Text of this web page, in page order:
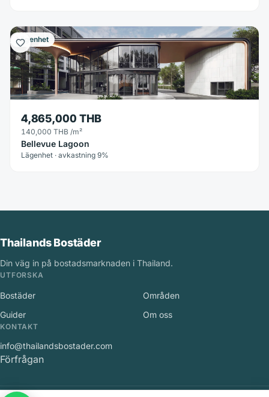
Lägenhet
4,865,000 THB
140,000 THB /m²
Bellevue Lagoon
Lägenhet · avkastning 9%
Thailands Bostäder
Din väg in på bostadsmarknaden i Thailand.
UTFORSKA
Bostäder
Områden
Guider
Om oss
KONTAKT
info@thailandsbostader.com
Förfrågan